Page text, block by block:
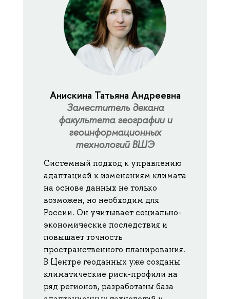
Анискина Татьяна Андреевна
Заместитель декана
факультета географии и
геоинформационных
технологий ВШЭ
Системный подход к управлению
адаптацией к изменениям климата
на основе данных не только
возможен, но необходим для
России. Он учитывает социально-
экономические последствия и
повышает точность
пространственного планирования.
В Центре геоданных уже созданы
климатические риск-профили на
ряд регионов, разработаны база